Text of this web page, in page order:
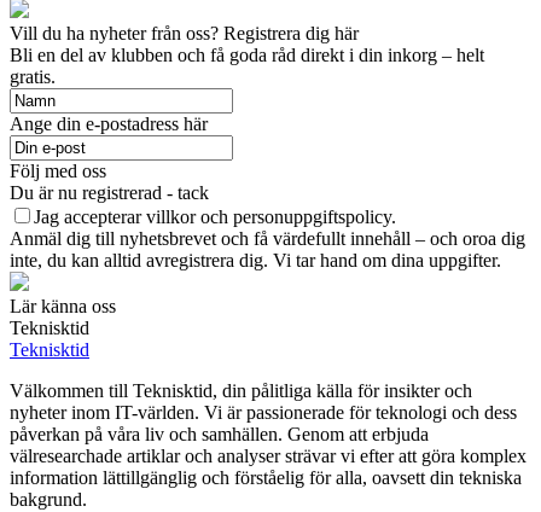
Vill du ha nyheter från oss? Registrera dig här
Bli en del av klubben och få goda råd direkt i din inkorg – helt
gratis.
Ange din e-postadress här
Följ med oss
Du är nu registrerad - tack
Jag accepterar villkor och personuppgiftspolicy.
Anmäl dig till nyhetsbrevet och få värdefullt innehåll – och oroa dig
inte, du kan alltid avregistrera dig. Vi tar hand om dina uppgifter.
Lär känna oss
Teknisktid
Teknisktid
Välkommen till Teknisktid, din pålitliga källa för insikter och
nyheter inom IT-världen. Vi är passionerade för teknologi och dess
påverkan på våra liv och samhällen. Genom att erbjuda
välresearchade artiklar och analyser strävar vi efter att göra komplex
information lättillgänglig och förståelig för alla, oavsett din tekniska
bakgrund.